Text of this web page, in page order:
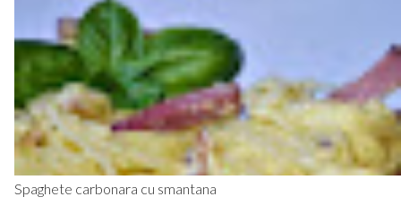
Spaghete carbonara cu smantana